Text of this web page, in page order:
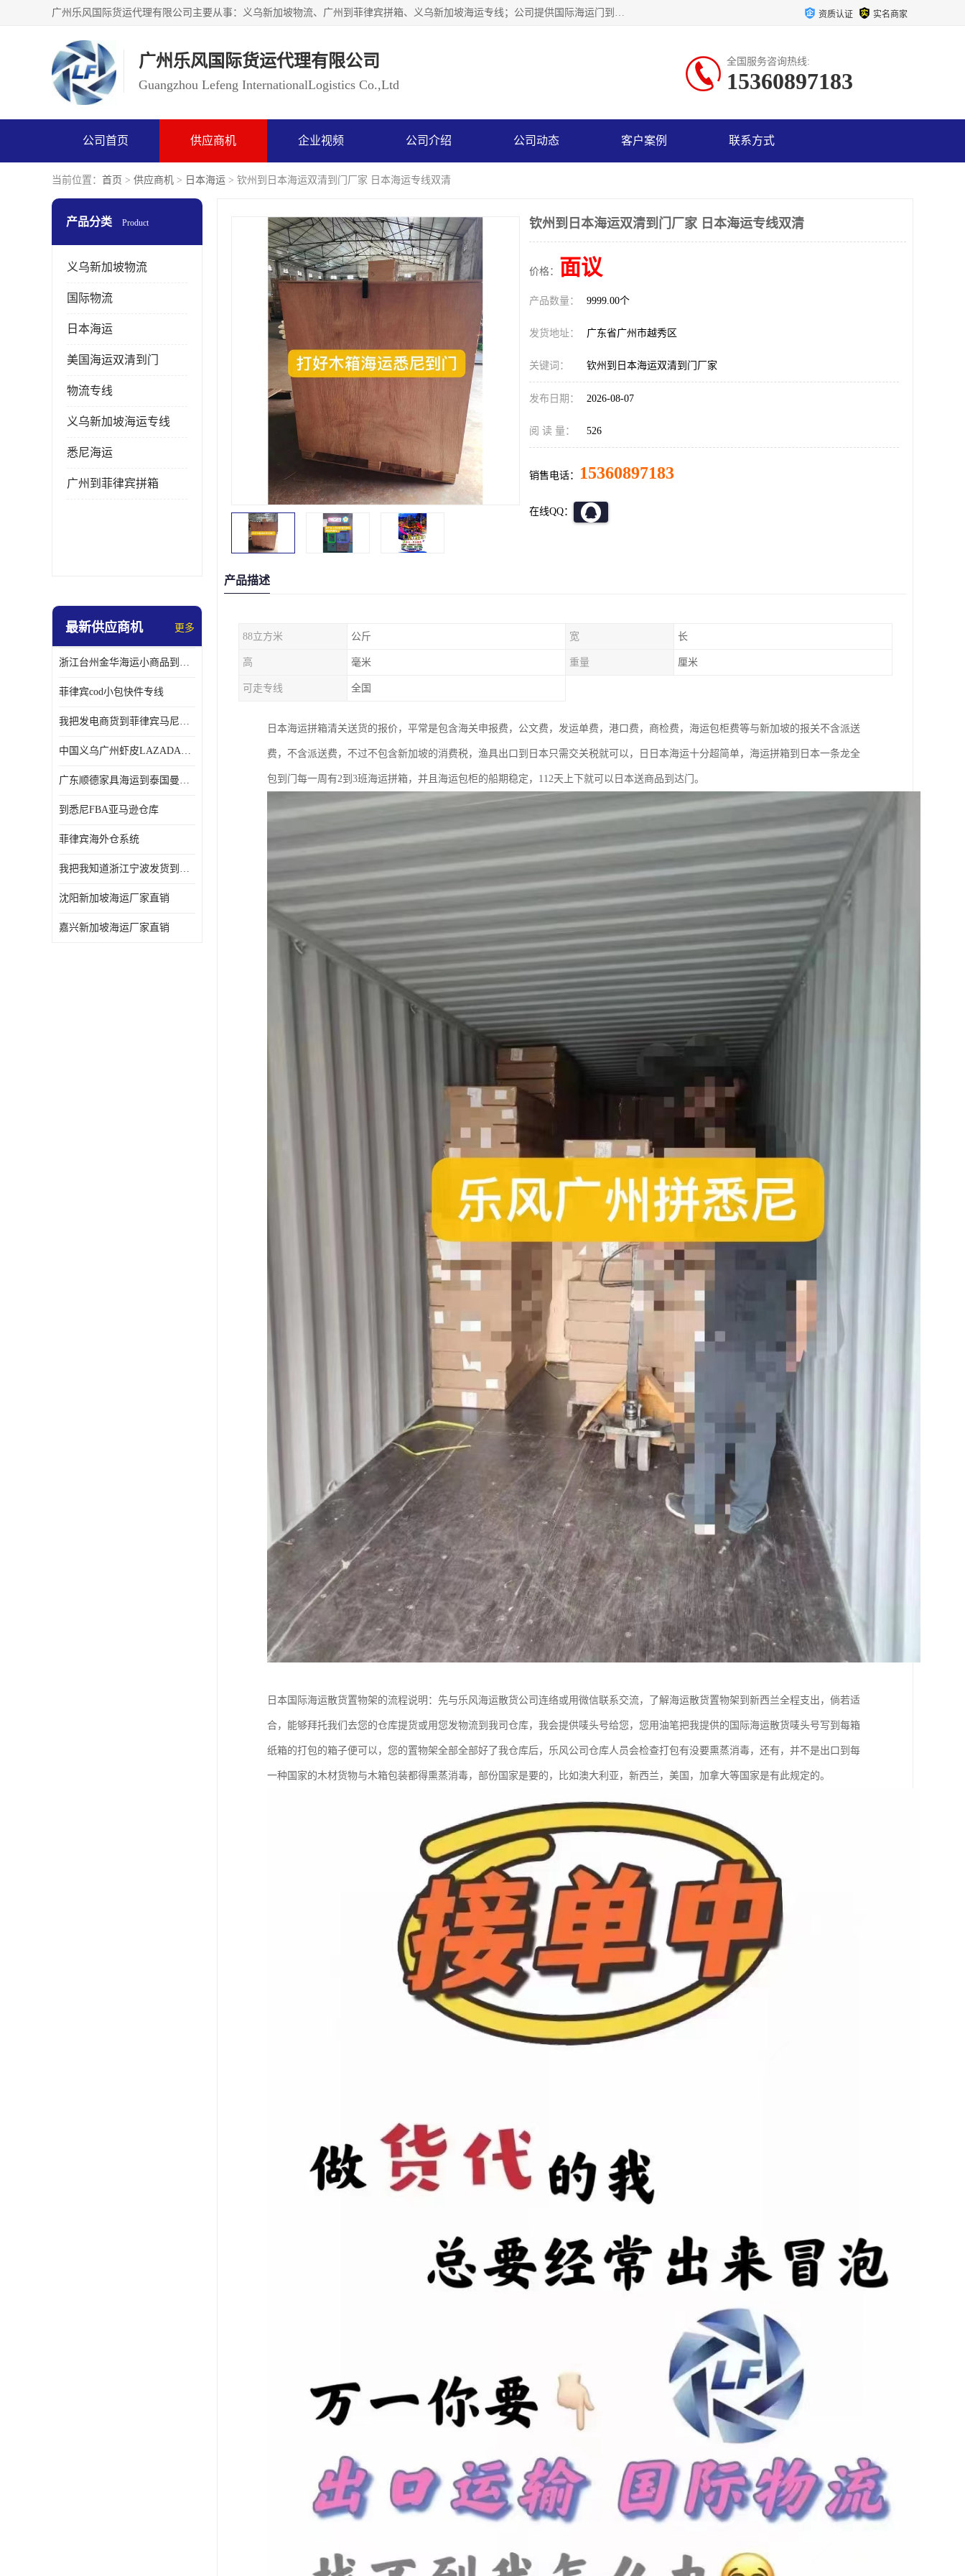
广州乐风国际货运代理有限公司主要从事：义乌新加坡物流、广州到菲律宾拼箱、义乌新加坡海运专线；公司提供国际海运门到门一条龙服务，目前开通的国际海运线路有：澳大利亚国际海运双清到门、美国国际海运双清到门、加拿大国际海运双清到门、新西兰国际海运双清到门等等。以上线路，客户的无论是发小散货拼箱或者包柜发运，我们均可以提供一条龙到门服务，乐风公司有着8年的国际货运到门经验。 资质认证 实名商家
广州乐风国际货运代理有限公司
Guangzhou Lefeng InternationalLogistics Co.,Ltd
全国服务咨询热线:
15360897183
公司首页 供应商机 企业视频 公司介绍 公司动态 客户案例 联系方式
当前位置： 首页 > 供应商机 > 日本海运 > 钦州到日本海运双清到门厂家 日本海运专线双清
产品分类 Product
义乌新加坡物流
国际物流
日本海运
美国海运双清到门
物流专线
义乌新加坡海运专线
悉尼海运
广州到菲律宾拼箱
最新供应商机 更多
浙江台州金华海运小商品到菲律宾马尼拉怎样收费
菲律宾cod小包快件专线
我把发电商货到菲律宾马尼拉独立站海运经验告诉您
中国义乌广州虾皮LAZADA电商货海运菲律宾怎样收费
广东顺德家具海运到泰国曼谷需要提供什么资料给海运公司呢
到悉尼FBA亚马逊仓库
菲律宾海外仓系统
我把我知道浙江宁波发货到菲律宾马尼拉海运流程告诉您
沈阳新加坡海运厂家直销
嘉兴新加坡海运厂家直销
钦州到日本海运双清到门厂家 日本海运专线双清
价格： 面议
产品数量： 9999.00个
发货地址： 广东省广州市越秀区
关键词： 钦州到日本海运双清到门厂家
发布日期： 2026-08-07
阅 读 量： 526
销售电话： 15360897183
在线QQ：
产品描述
88立方米 公斤 宽 长
高 毫米 重量 厘米
可走专线 全国
日本海运拼箱清关送货的报价，平常是包含海关申报费，公文费，发运单费，港口费，商检费，海运包柜费等与新加坡的报关不含派送
费，不含派送费，不过不包含新加坡的消费税，渔具出口到日本只需交关税就可以，日日本海运十分超简单，海运拼箱到日本一条龙全
包到门每一周有2到3班海运拼箱，并且海运包柜的船期稳定，112天上下就可以日本送商品到达门。
日本国际海运散货置物架的流程说明：先与乐风海运散货公司连络或用微信联系交流，了解海运散货置物架到新西兰全程支出，倘若适
合，能够拜托我们去您的仓库提货或用您发物流到我司仓库，我会提供唛头号给您，您用油笔把我提供的国际海运散货唛头号写到每箱
纸箱的打包的箱子便可以，您的置物架全部全部好了我仓库后，乐风公司仓库人员会检查打包有没要熏蒸消毒，还有，并不是出口到每
一种国家的木材货物与木箱包装都得熏蒸消毒，部份国家是要的，比如澳大利亚，新西兰，美国，加拿大等国家是有此规定的。